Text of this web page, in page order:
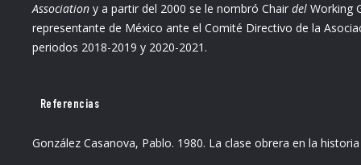
Associationy a partir del 2000 se le nombró Chairdel Working
representante de México ante el Comité Directivo de la
periodos 2018-2019 y 2020-2021.
Referencias
González Casanova, Pablo. 1980. La clase obrera en la